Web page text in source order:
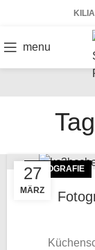
menu
27
MÄRZ
FOTOGRAFIE